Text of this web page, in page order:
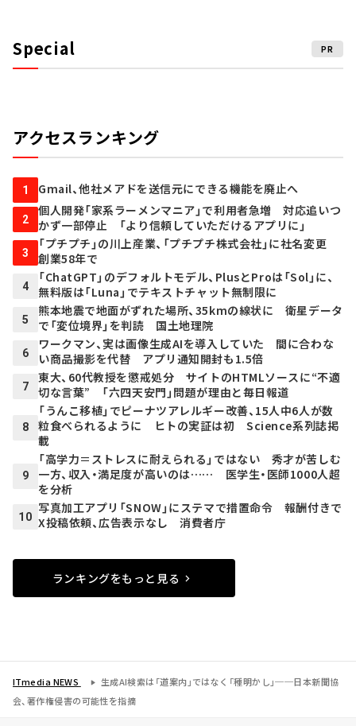
Special PR
アクセスランキング
1 Gmail、他社メアドを送信元にできる機能を廃止へ
2
個人開発「家系ラーメンマニア」で利用者急増 対応追いつ
かず一部停止 「より信頼していただけるアプリに」
3
「プチプチ」の川上産業、「プチプチ株式会社」に社名変更
創業58年で
4
「ChatGPT」のデフォルトモデル、PlusとProは「Sol」に、
無料版は「Luna」でテキストチャット無制限に
5
熊本地震で地面がずれた場所、35kmの線状に 衛星データ
で「変位境界」を判読 国土地理院
6
ワークマン、実は画像生成AIを導入していた 間に合わな
い商品撮影を代替 アプリ通知開封も1.5倍
7
東大、60代教授を懲戒処分 サイトのHTMLソースに“不適
切な言葉” 「六四天安門」問題が理由と毎日報道
8
「うんこ移植」でピーナツアレルギー改善、15人中6人が数
粒食べられるように ヒトの実証は初 Science系列誌掲
載
9
「高学力＝ストレスに耐えられる」ではない 秀才が苦しむ
一方、収入・満足度が高いのは…… 医学生・医師1000人超
を分析
10
写真加工アプリ「SNOW」にステマで措置命令 報酬付きで
X投稿依頼、広告表示なし 消費者庁
ランキングをもっと見る
ITmedia NEWS
生成AI検索は「道案内」ではなく「種明かし」──日本新聞協
会、著作権侵害の可能性を指摘